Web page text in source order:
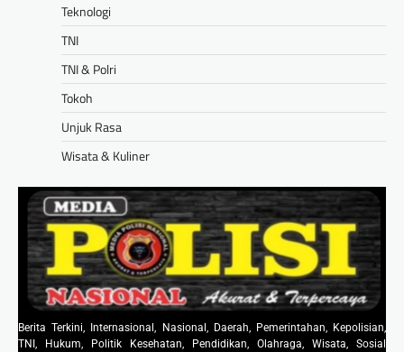
Teknologi
TNI
TNI & Polri
Tokoh
Unjuk Rasa
Wisata & Kuliner
Berita Terkini, Internasional, Nasional, Daerah, Pemerintahan, Kepolisian,
TNI, Hukum, Politik Kesehatan, Pendidikan, Olahraga, Wisata, Sosial